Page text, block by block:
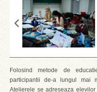
Folosind metode de
participantii de-a lungul mai
Atelierele se adreseaza